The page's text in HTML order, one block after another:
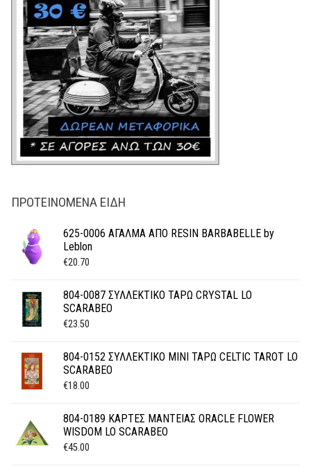
ΠΡΟΤΕΙΝΌΜΕΝΑ ΕΊΔΗ
625-0006 ΑΓΑΛΜΑ ΑΠΟ RESIN BARBABELLE by
Leblon
€20.70
804-0087 ΣΥΛΛΕΚΤΙΚΟ ΤΑΡΩ CRYSTAL LO
SCARABEO
€23.50
804-0152 ΣΥΛΛΕΚΤΙΚΟ ΜΙΝΙ ΤΑΡΩ CELTIC TAROT LO
SCARABEO
€18.00
804-0189 ΚΑΡΤΕΣ ΜΑΝΤΕΙΑΣ ORACLE FLOWER
WISDOM LO SCARABEO
€45.00